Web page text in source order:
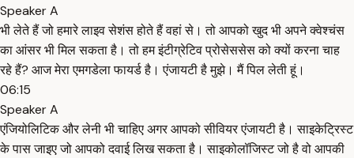
Speaker A
भी लेते हैं जो हमारे लाइव सेशंस होते हैं वहां से। तो आपको खुद भी अपने क्वेश्चंस
का आंसर भी मिल सकता है। तो हम इंटीग्रेटिव प्रोसेससेस को क्यों करना चाह
रहे हैं? आज मेरा एमगडेला फायर्ड है। एंजायटी है मुझे। मैं पिल लेती हूं।
06:15
Speaker A
एंजियोलिटिक और लेनी भी चाहिए अगर आपको सीवियर एंजायटी है। साइकेट्रिस्ट
के पास जाइए जो आपको दवाई लिख सकता है। साइकोलॉजिस्ट जो है वो आपकी